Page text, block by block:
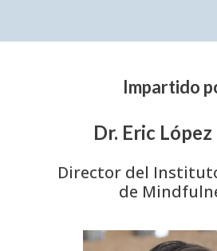
Impartido
Dr. Eric
Director del
de